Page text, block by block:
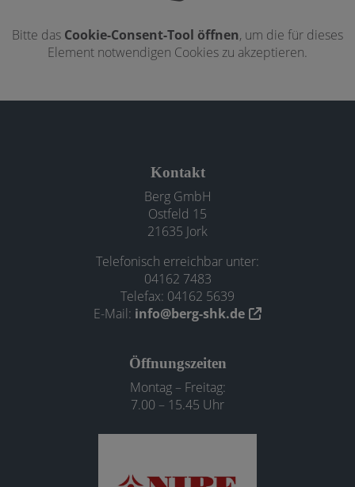
Bitte das Cookie-Consent-Tool öffnen, um die für dieses
Element notwendigen Cookies zu akzeptieren.
Kontakt
Berg GmbH
Ostfeld 15
21635 Jork
Telefonisch erreichbar unter:
04162 7483
Telefax: 04162 5639
E-Mail: info@berg-shk.de
Öffnungszeiten
Montag – Freitag:
7.00 – 15.45 Uhr